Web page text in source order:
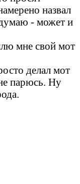
назвал
- может и
мне свой мот
делал мот
парюсь. Ну